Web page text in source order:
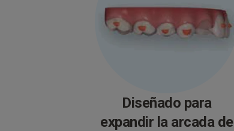
Diseñado para
expandir la arcada de